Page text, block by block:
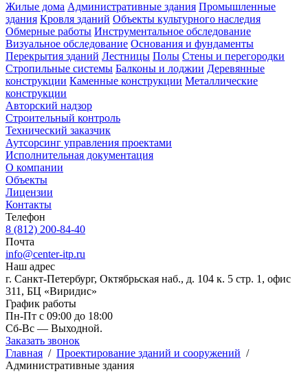
Жилые дома Административные здания Промышленные
здания Кровля зданий Объекты культурного наследия
Обмерные работы Инструментальное обследование
Визуальное обследование Основания и фундаменты
Перекрытия зданий Лестницы Полы Стены и перегородки
Стропильные системы Балконы и лоджии Деревянные
конструкции Каменные конструкции Металлические
конструкции
Авторский надзор
Строительный контроль
Технический заказчик
Аутсорсинг управления проектами
Исполнительная документация
О компании
Объекты
Лицензии
Контакты
Телефон
8 (812) 200-84-40
Почта
info@center-itp.ru
Наш адрес
г. Санкт-Петербург, Октябрьская наб., д. 104 к. 5 стр. 1, офис
311, БЦ «Виридис»
График работы
Пн-Пт с 09:00 до 18:00
Сб-Вс — Выходной.
Заказать звонок
Главная / Проектирование зданий и сооружений /
Административные здания